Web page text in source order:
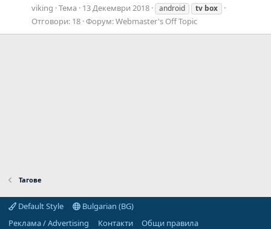
viking Тема 13 Декември 2018 android tv box
Отговори: 18 Форум:Webmaster's Off Topic
Тагове
Default Style
Bulgarian (BG)
Реклама / Advertising
Контакти
Общи правила